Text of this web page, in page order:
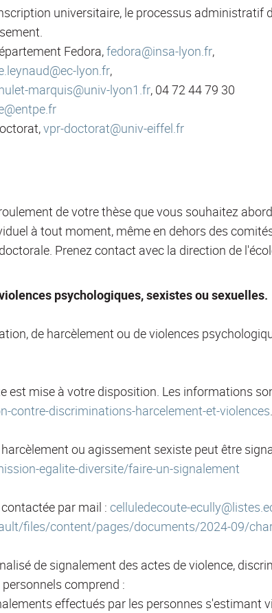
universitaire, le processus
Fedora,fedora@insa-lyon.fr,
lyon.fr,
marquis@univ-lyon1.fr, 04 72 44 79 30
vpr-doctorat@univ-eiffel.fr
de votre thèse que vous souhaitez
à tout moment, même en dehors des
Prenez contact avec la direction de
psychologiques, sexistes ou sexuelles.
de harcèlement ou de violences
est mise à votre disposition. Les informations
contre-discriminations-harcelement-et-violences
ou agissement sexiste peut être
egalite-diversite/faire-un-signalement
par mail : celluledecoute-
files/content/pages/documents/2024-09/
de signalement des actes de violence,
comprend :
effectués par les personnes